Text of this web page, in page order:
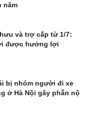
năm
và trợ cấp từ 1/7:
được hưởng lợi
bị nhóm người đi xe
ở Hà Nội gây phẫn nộ